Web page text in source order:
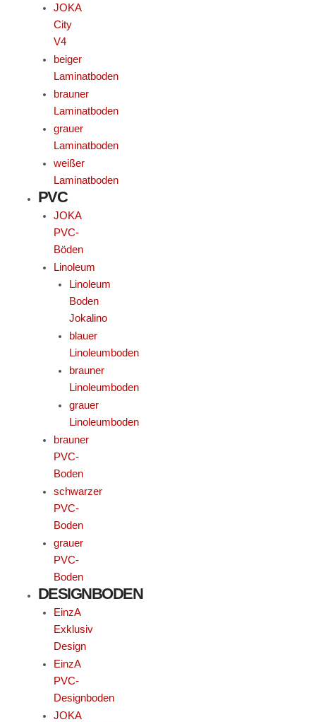
JOKA
City
V4
beiger
Laminatboden
brauner
Laminatboden
grauer
Laminatboden
weißer
Laminatboden
PVC
JOKA
PVC-
Böden
Linoleum
Linoleum
Boden
Jokalino
blauer
Linoleumboden
brauner
Linoleumboden
grauer
Linoleumboden
brauner
PVC-
Boden
schwarzer
PVC-
Boden
grauer
PVC-
Boden
DESIGNBODEN
EinzA
Exklusiv
Design
EinzA
PVC-
Designboden
JOKA